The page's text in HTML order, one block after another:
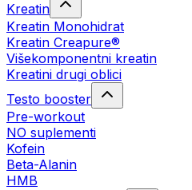
Kreatin
Kreatin Monohidrat
Kreatin Creapure®
Višekomponentni kreatin
Kreatini drugi oblici
Testo booster
Pre-workout
NO suplementi
Kofein
Beta-Alanin
HMB